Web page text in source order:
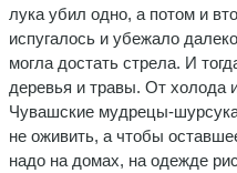
лука убил одно, а потом и
испугалось и убежало
могла достать стрела. И
деревья и травы. От холода
Чувашские мудрецы-
не оживить, а чтобы
надо на домах, на одежде